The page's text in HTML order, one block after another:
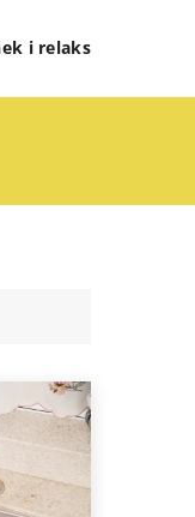
i relaks